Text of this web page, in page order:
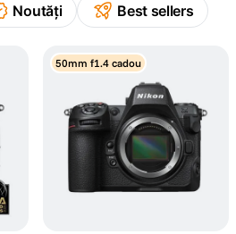
Noutăți Best sellers
50mm f1.4 cadou